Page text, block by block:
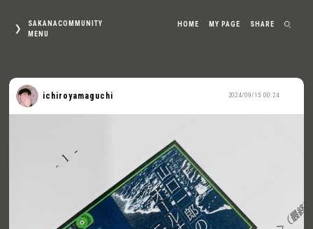
SAKANACOMMUNITY
MENU
HOME MY PAGE SHARE
2024/09/15 00:24
ichiroyamaguchi